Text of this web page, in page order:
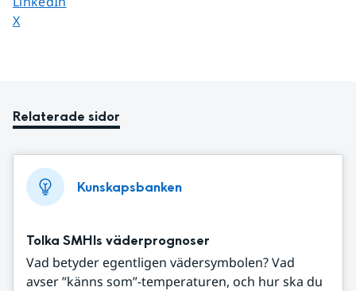
Dela sidan på
X
Relaterade sidor
Kunskapsbanken
Tolka SMHIs väderprognoser
Vad betyder egentligen vädersymbolen? Vad
avser ”känns som”-temperaturen, och hur ska du